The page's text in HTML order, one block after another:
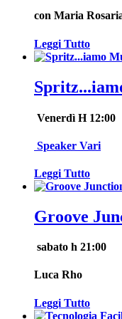
con Maria
Leggi Tutto
Venerdì H 12:00
Speaker Vari
Leggi Tutto
Groove
sabato h 21:00
Luca Rho
Leggi Tutto